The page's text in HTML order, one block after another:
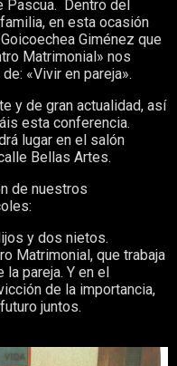
Pascua. Dentro del
en esta ocasión
Giménez que
Matrimonial» nos
«Vivir en pareja».
y de gran actualidad, así
esta conferencia.
lugar en el salón
Bellas Artes.
de nuestros
y dos nietos.
Matrimonial, que trabaja
la pareja. Y en el
de la importancia,
juntos.